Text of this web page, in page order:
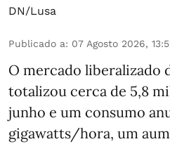
DN/Lusa
Publicado a: 07 Agosto 2026,
O mercado liberalizado
totalizou cerca de 5,8
junho e um consumo
gigawatts/hora, um